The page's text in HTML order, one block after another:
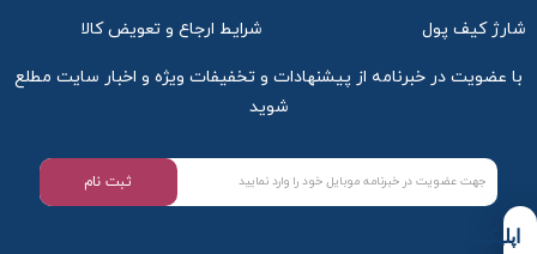
شارژ کیف پول شرایط ارجاع و تعویض کالا
با عضویت در خبرنامه از پیشنهادات و تخفیفات ویژه و اخبار سایت مطلع
شوید
ثبت نام
اپلیکیشن